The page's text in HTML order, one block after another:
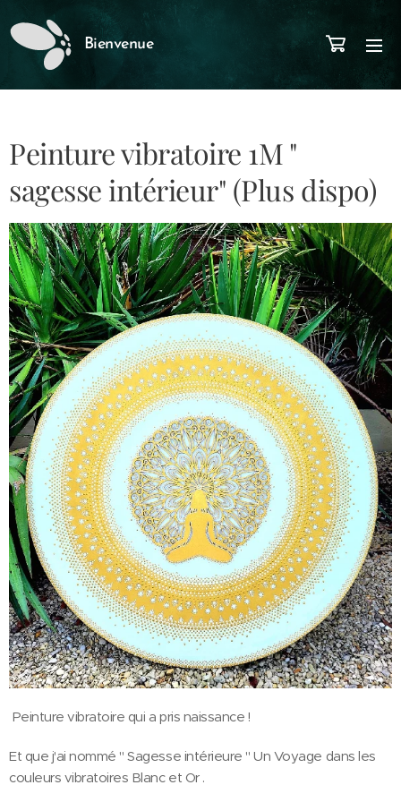
Bienvenue
Peinture vibratoire 1M "
sagesse intérieur" (Plus dispo)
Peinture vibratoire qui a pris naissance !
Et que j'ai nommé " Sagesse intérieure " Un Voyage dans les
couleurs vibratoires Blanc et Or .